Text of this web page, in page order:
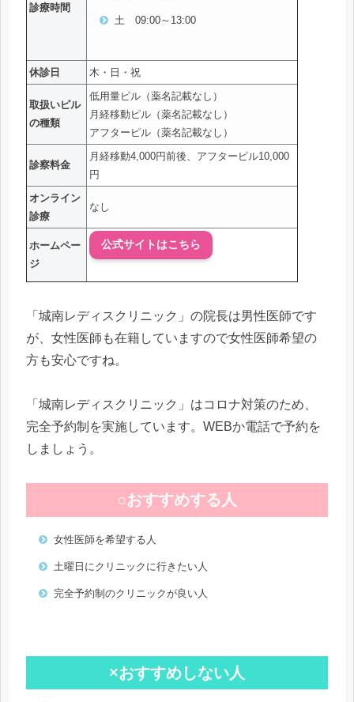
診療時間
土 09:00～13:00
休診日 木・日・祝
取扱いピル
の種類
低用量ピル（薬名記載なし）
月経移動ピル（薬名記載なし）
アフターピル（薬名記載なし）
診察料金
月経移動4,000円前後、アフターピル10,000
円
オンライン
診療
なし
ホームペー
ジ
公式サイトはこちら
「城南レディスクリニック」の院長は男性医師です
が、女性医師も在籍していますので女性医師希望の
方も安心ですね。
「城南レディスクリニック」はコロナ対策のため、
完全予約制を実施しています。WEBか電話で予約を
しましょう。
○おすすめする人
女性医師を希望する人
土曜日にクリニックに行きたい人
完全予約制のクリニックが良い人
×おすすめしない人